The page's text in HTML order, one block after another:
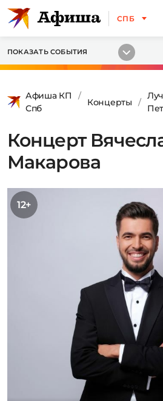
СПБ
ПОКАЗАТЬ СОБЫТИЯ
Афиша КП
Спб
Концерты
Концерт
Макарова
12+